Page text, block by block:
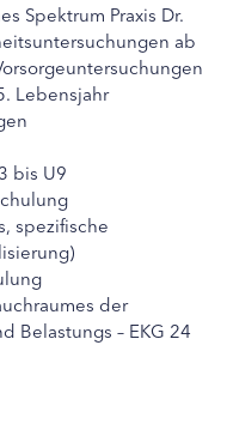
Spektrum Praxis Dr.
ab
Lebensjahr
bis U9
spezifische
der
Belastungs – EKG 24